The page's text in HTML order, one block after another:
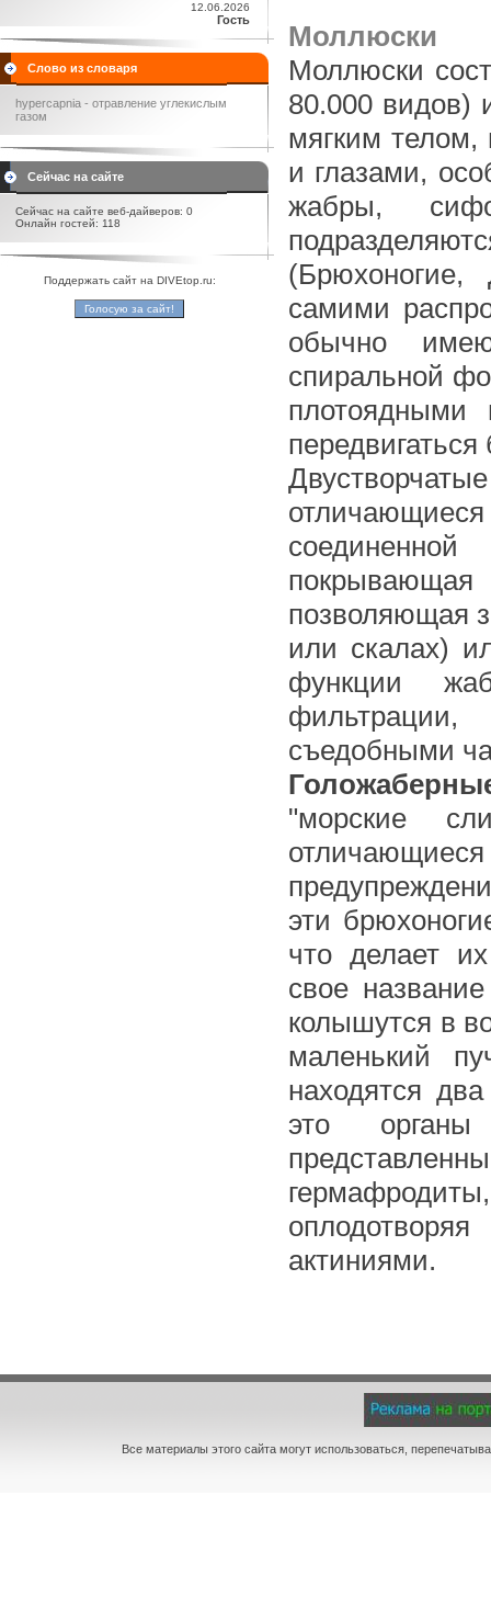
12.06.2026
Гость
Слово из словаря
hypercapnia - отравление углекислым
газом
Сейчас на сайте
Сейчас на сайте веб-дайверов: 0
Онлайн гостей: 118
Поддержать сайт на DIVEtop.ru:
Моллюски
Моллюски
80.000 видов)
мягким телом,
и глазами,
жабры,
(Брюхоногие,
самими
обычно
спиральной
передвигаться
позволяющая
или скалах)
функции
съедобными
"морские
эти
что делает
свое
колышутся в
маленький
находятся
это органы
актиниями.
Все материалы этого сайта могут использоваться,